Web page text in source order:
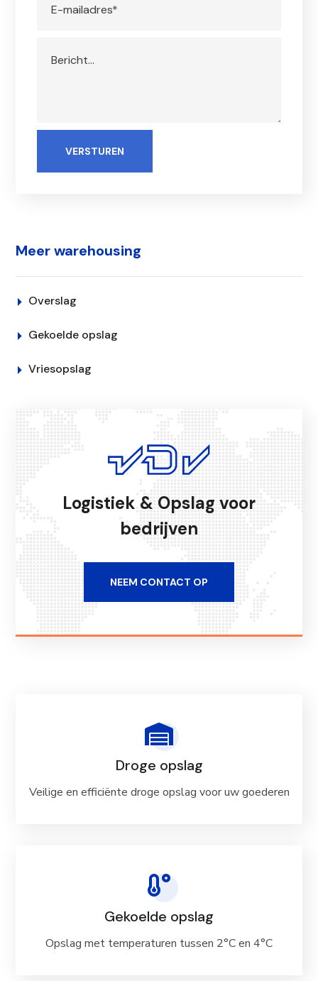
Meer warehousing
Overslag
Gekoelde opslag
Vriesopslag
Logistiek & Opslag voor
bedrijven
NEEM CONTACT OP
Droge opslag
Veilige en efficiënte droge opslag voor uw goederen
Gekoelde opslag
Opslag met temperaturen tussen 2°C en 4°C